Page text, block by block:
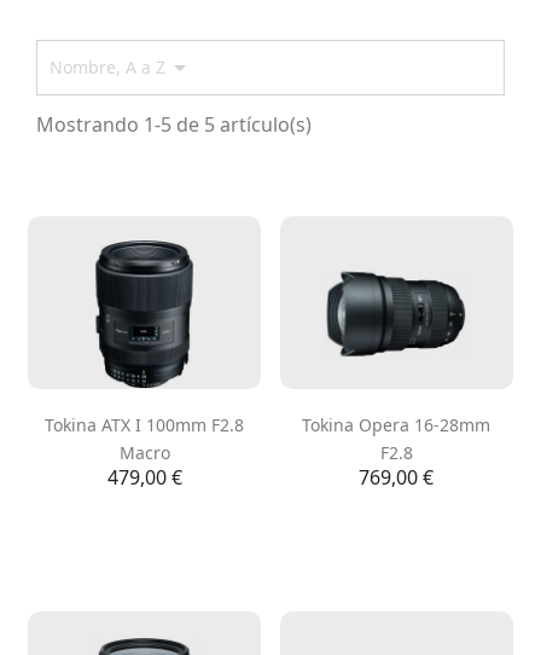
Nombre, A a Z 
Mostrando 1-5 de 5 artículo(s)
Tokina ATX I 100mm F2.8
Macro
Precio
479,00 €
Tokina Opera 16-28mm
F2.8
Precio
769,00 €